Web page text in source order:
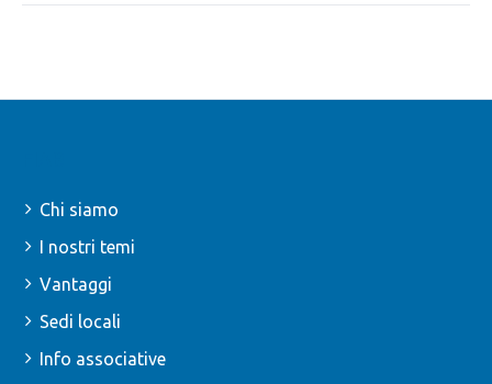
Chi siamo
I nostri temi
Vantaggi
Sedi locali
Info associative